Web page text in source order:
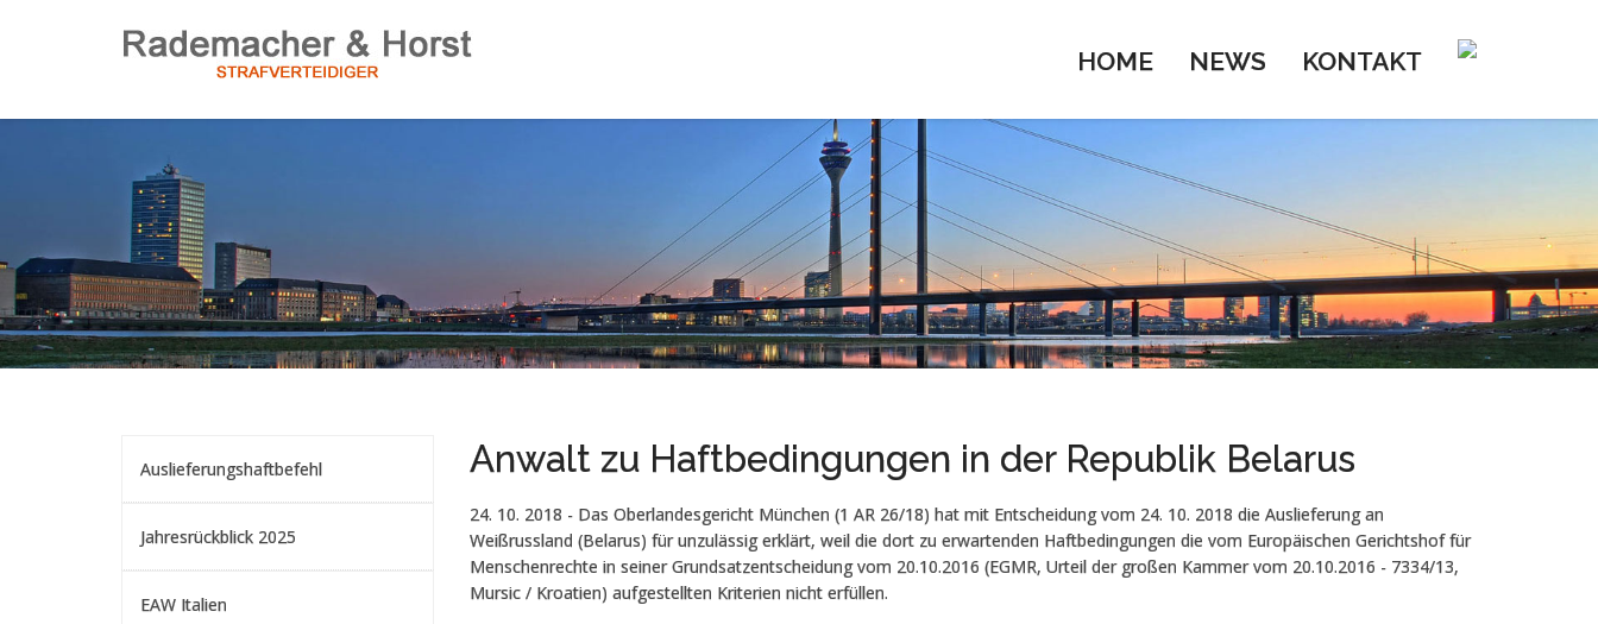
HOME NEWS KONTAKT
Auslieferungshaftbefehl
Jahresrückblick 2025
EAW Italien
Anwalt zu Haftbedingungen in der Republik Belarus
24. 10. 2018 - Das Oberlandesgericht München (1 AR 26/18) hat mit Entscheidung vom 24. 10. 2018 die Auslieferung an
Weißrussland (Belarus) für unzulässig erklärt, weil die dort zu erwartenden Haftbedingungen die vom Europäischen Gerichtshof für
Men­schenrechte in seiner Grundsatzentscheidung vom 20.10.2016 (EGMR, Urteil der großen Kam­mer vom 20.10.2016 - 7334/13,
Mursic / Kroatien) aufgestellten Kriterien nicht erfüllen.